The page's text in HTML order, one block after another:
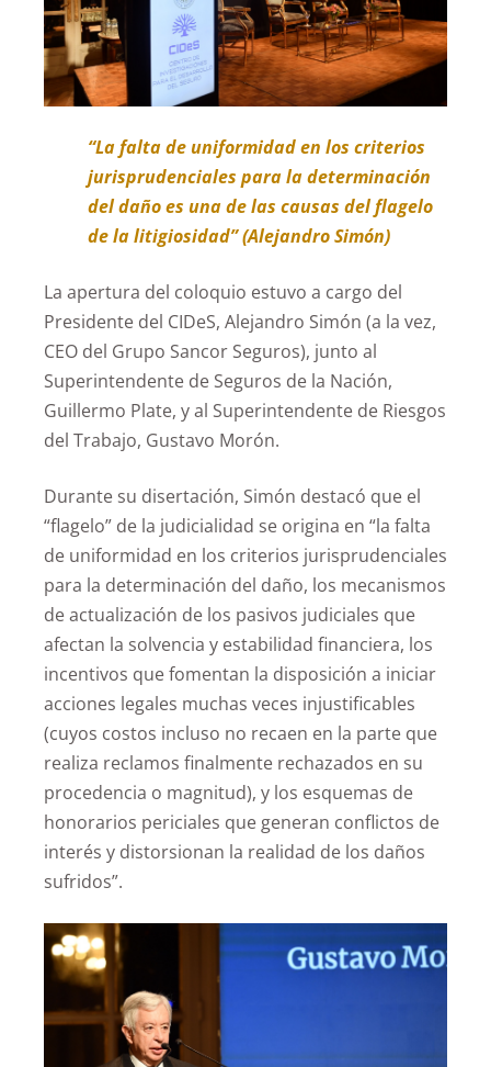
“La falta de uniformidad en los criterios
jurisprudenciales para la determinación
del daño es una de las causas del flagelo
de la litigiosidad” (Alejandro Simón)
La apertura del coloquio estuvo a cargo del
Presidente del CIDeS, Alejandro Simón (a la vez,
CEO del Grupo Sancor Seguros), junto al
Superintendente de Seguros de la Nación,
Guillermo Plate, y al Superintendente de Riesgos
del Trabajo, Gustavo Morón.
Durante su disertación, Simón destacó que el
“flagelo” de la judicialidad se origina en “la falta
de uniformidad en los criterios jurisprudenciales
para la determinación del daño, los mecanismos
de actualización de los pasivos judiciales que
afectan la solvencia y estabilidad financiera, los
incentivos que fomentan la disposición a iniciar
acciones legales muchas veces injustificables
(cuyos costos incluso no recaen en la parte que
realiza reclamos finalmente rechazados en su
procedencia o magnitud), y los esquemas de
honorarios periciales que generan conflictos de
interés y distorsionan la realidad de los daños
sufridos”.